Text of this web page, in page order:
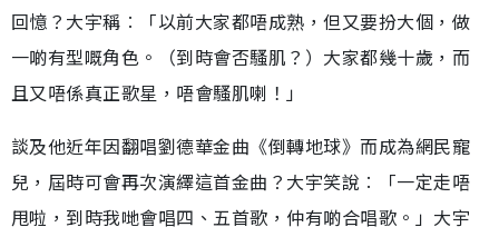
回憶？大宇稱︰「以前大家都唔成熟，但又要扮大個，做
一啲有型嘅角色。（到時會否騷肌？）大家都幾十歲，而
且又唔係真正歌星，唔會騷肌喇！」
談及他近年因翻唱劉德華金曲《倒轉地球》而成為網民寵
兒，屆時可會再次演繹這首金曲？大宇笑說︰「一定走唔
甩啦，到時我哋會唱四、五首歌，仲有啲合唱歌。」大宇